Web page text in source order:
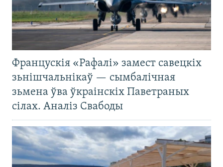
Францускія «Рафалі» замест савецкіх
зьнішчальнікаў — сымбалічная
зьмена ўва ўкраінскіх Паветраных
сілах. Аналіз Свабоды